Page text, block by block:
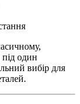
під один
вибір для